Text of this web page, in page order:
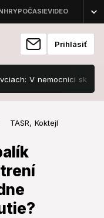
Prihlásiť
V nemocnici skončilo 8
TASR, Koktejl
definitívne